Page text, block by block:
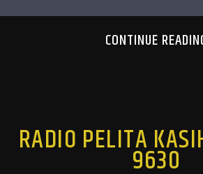
CONTINUE
RADIO PELITA
9630